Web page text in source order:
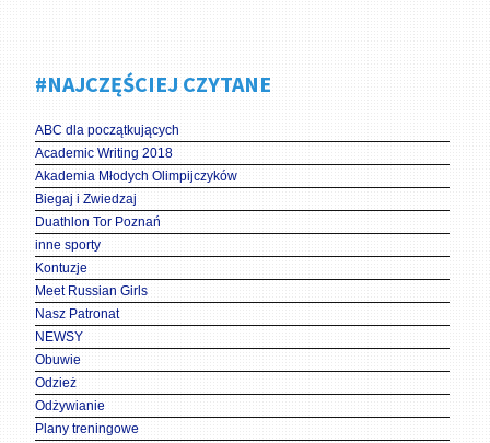
#NAJCZĘŚCIEJ CZYTANE
ABC dla początkujących
Academic Writing 2018
Akademia Młodych Olimpijczyków
Biegaj i Zwiedzaj
Duathlon Tor Poznań
inne sporty
Kontuzje
Meet Russian Girls
Nasz Patronat
NEWSY
Obuwie
Odzież
Odżywianie
Plany treningowe